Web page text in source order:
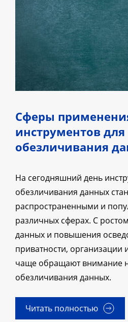
Сферы
инструментов для
обезличивания
На сегодняшний день
обезличивания данных
распространенными и
различных сферах. С
данных и повышения
приватности, организации
чаще обращают внимание
обезличивания данных.
Читать полностью